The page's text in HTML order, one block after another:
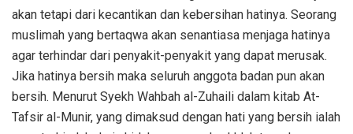
akan tetapi dari kecantikan dan kebersihan hatinya. Seorang
muslimah yang bertaqwa akan senantiasa menjaga hatinya
agar terhindar dari penyakit-penyakit yang dapat merusak.
Jika hatinya bersih maka seluruh anggota badan pun akan
bersih. Menurut Syekh Wahbah al-Zuhaili dalam kitab At-
Tafsir al-Munir, yang dimaksud dengan hati yang bersih ialah